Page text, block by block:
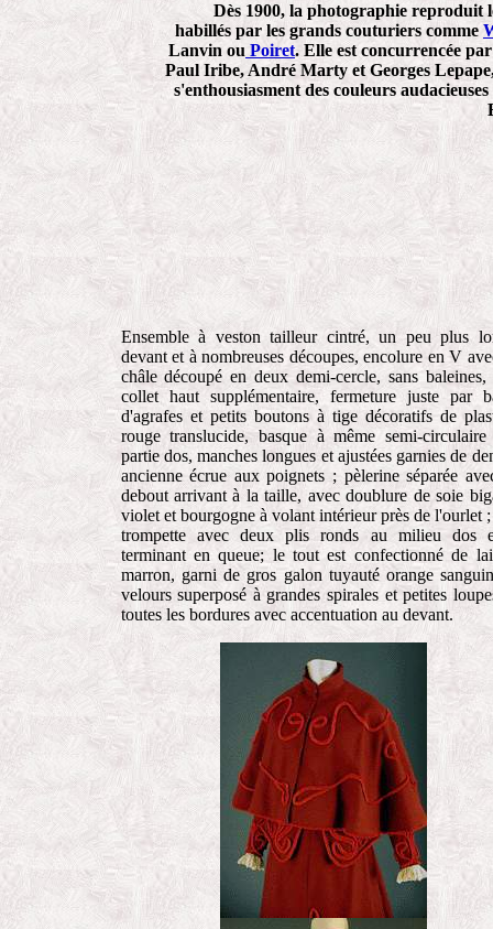
Dès 1900, la photographie reproduit
habillés par les grands couturiers comme
Lanvin ou Poiret. Elle est concurrencée
Paul Iribe, André Marty et Georges
s'enthousiasment des couleurs
Ensemble à veston tailleur cintré, un peu plus
devant et à nombreuses découpes, encolure en V
châle découpé en deux demi-cercle, sans baleines,
collet haut supplémentaire, fermeture juste par
d'agrafes et petits boutons à tige décoratifs de
rouge translucide, basque à même semi-
partie dos, manches longues et ajustées garnies de
ancienne écrue aux poignets ; pèlerine séparée
debout arrivant à la taille, avec doublure de soie
violet et bourgogne à volant intérieur près de l'ourlet
trompette avec deux plis ronds au milieu dos
terminant en queue; le tout est confectionné de
marron, garni de gros galon tuyauté orange
velours superposé à grandes spirales et petites
toutes les bordures avec accentuation au devant.